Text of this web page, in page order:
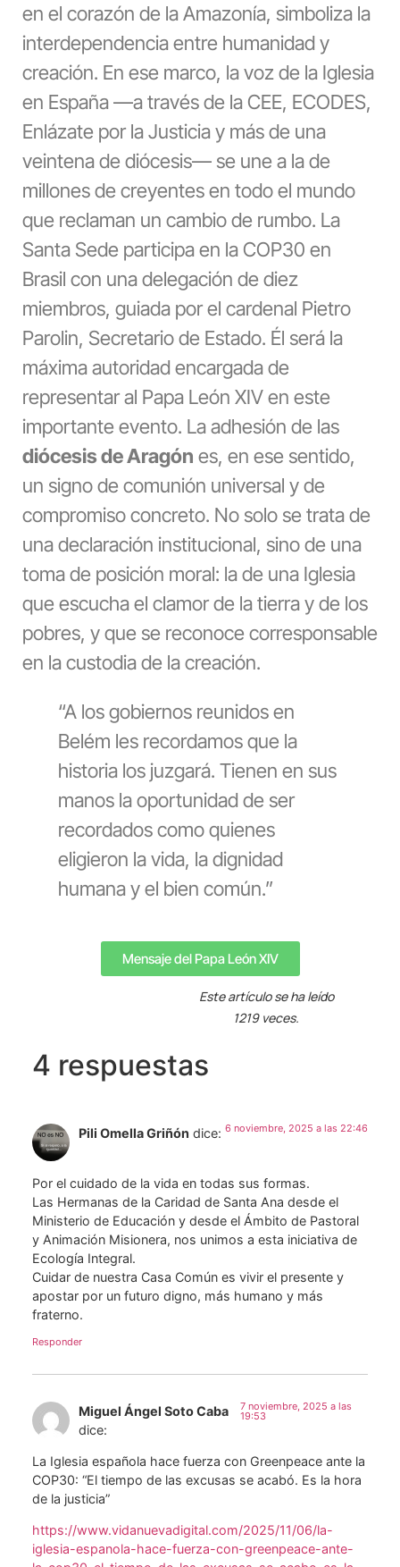
en el corazón de la Amazonía, simboliza la
interdependencia entre humanidad y
creación. En ese marco, la voz de la Iglesia
en España —a través de la CEE, ECODES,
Enlázate por la Justicia y más de una
veintena de diócesis— se une a la de
millones de creyentes en todo el mundo
que reclaman un cambio de rumbo. La
Santa Sede participa en la COP30 en
Brasil con una delegación de diez
miembros, guiada por el cardenal Pietro
Parolin, Secretario de Estado. Él será la
máxima autoridad encargada de
representar al Papa León XIV en este
importante evento. La adhesión de las
diócesis de Aragón es, en ese sentido,
un signo de comunión universal y de
compromiso concreto. No solo se trata de
una declaración institucional, sino de una
toma de posición moral: la de una Iglesia
que escucha el clamor de la tierra y de los
pobres, y que se reconoce corresponsable
en la custodia de la creación.
“A los gobiernos reunidos en
Belém les recordamos que la
historia los juzgará. Tienen en sus
manos la oportunidad de ser
recordados como quienes
eligieron la vida, la dignidad
humana y el bien común.”
Mensaje del Papa León XIV
Este artículo se ha leído
1219 veces.
4 respuestas
Pili Omella Griñón dice: 6 noviembre, 2025 a las 22:46
Por el cuidado de la vida en todas sus formas.
Las Hermanas de la Caridad de Santa Ana desde el
Ministerio de Educación y desde el Ámbito de Pastoral
y Animación Misionera, nos unimos a esta iniciativa de
Ecología Integral.
Cuidar de nuestra Casa Común es vivir el presente y
apostar por un futuro digno, más humano y más
fraterno.
Responder
Miguel Ángel Soto Caba
dice:
7 noviembre, 2025 a las
19:53
La Iglesia española hace fuerza con Greenpeace ante la
COP30: “El tiempo de las excusas se acabó. Es la hora
de la justicia”
https://www.vidanuevadigital.com/2025/11/06/la-
iglesia-espanola-hace-fuerza-con-greenpeace-ante-